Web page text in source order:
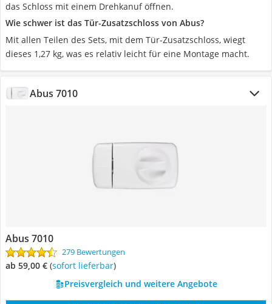
das Schloss mit einem Drehkanuf öffnen.
Wie schwer ist das Tür-Zusatzschloss von Abus?
Mit allen Teilen des Sets, mit dem Tür-Zusatzschloss, wiegt
dieses 1,27 kg, was es relativ leicht für eine Montage macht.
Abus 7010
Abus 7010
279 Bewertungen
ab 59,00 € ( Sofort lieferbar)
Preisvergleich und weitere Angebote